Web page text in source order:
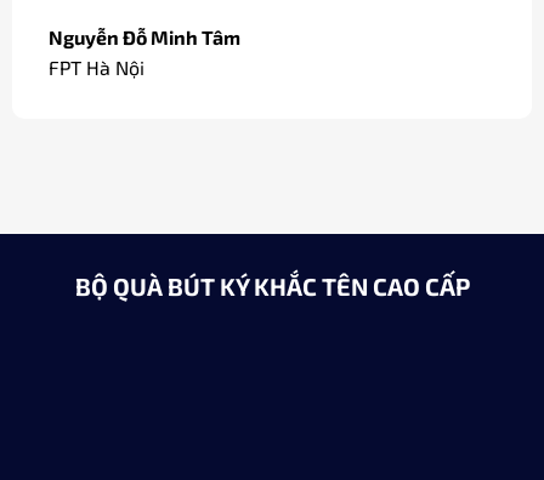
Nguyễn Đỗ Minh Tâm
FPT Hà Nội
BỘ QUÀ BÚT KÝ KHẮC TÊN CAO CẤP